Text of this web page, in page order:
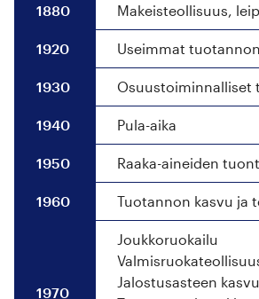
1880 Makeisteollisuus,
1920 Useimmat
1930 Osuustoiminnalliset
1940 Pula-aika
1950 Raaka-aineiden
1960 Tuotannon kasvu ja
1970
Joukkoruokailu
Jalostusasteen kasvu